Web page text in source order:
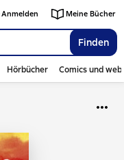
Finden
Anmelden Meine Bücher
Hörbücher Comics und